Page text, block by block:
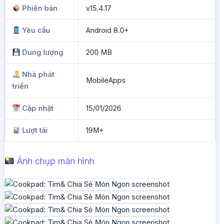
Phiên bản v15.4.17
Yêu cầu Android 8.0+
Dung lượng 200 MB
Nhà phát
triển
MobileApps
Cập nhật 15/01/2026
Lượt tải 19M+
Ảnh chụp màn hình